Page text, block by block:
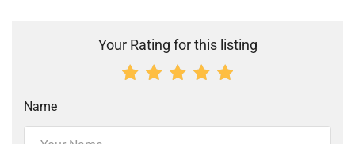
Your Rating for this listing
Name